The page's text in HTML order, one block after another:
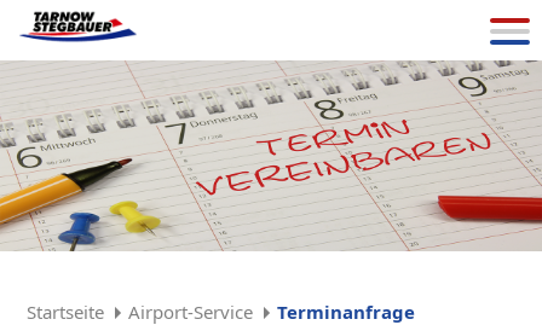
Startseite Airport-Service Terminanfrage